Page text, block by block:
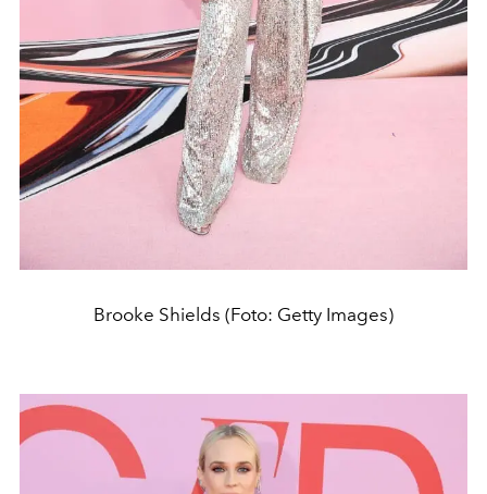
Brooke Shields (Foto: Getty Images)